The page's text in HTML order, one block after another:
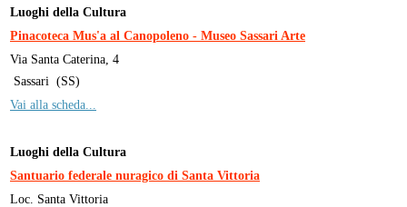
Luoghi della Cultura
Pinacoteca Mus'a al Canopoleno - Museo Sassari Arte
Via Santa Caterina, 4
Sassari (SS)
Vai alla scheda...
Luoghi della Cultura
Santuario federale nuragico di Santa Vittoria
Loc. Santa Vittoria